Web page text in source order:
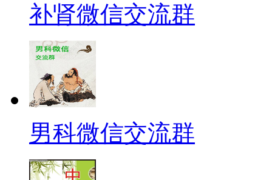
补肾微信交流群
男科微信交流群